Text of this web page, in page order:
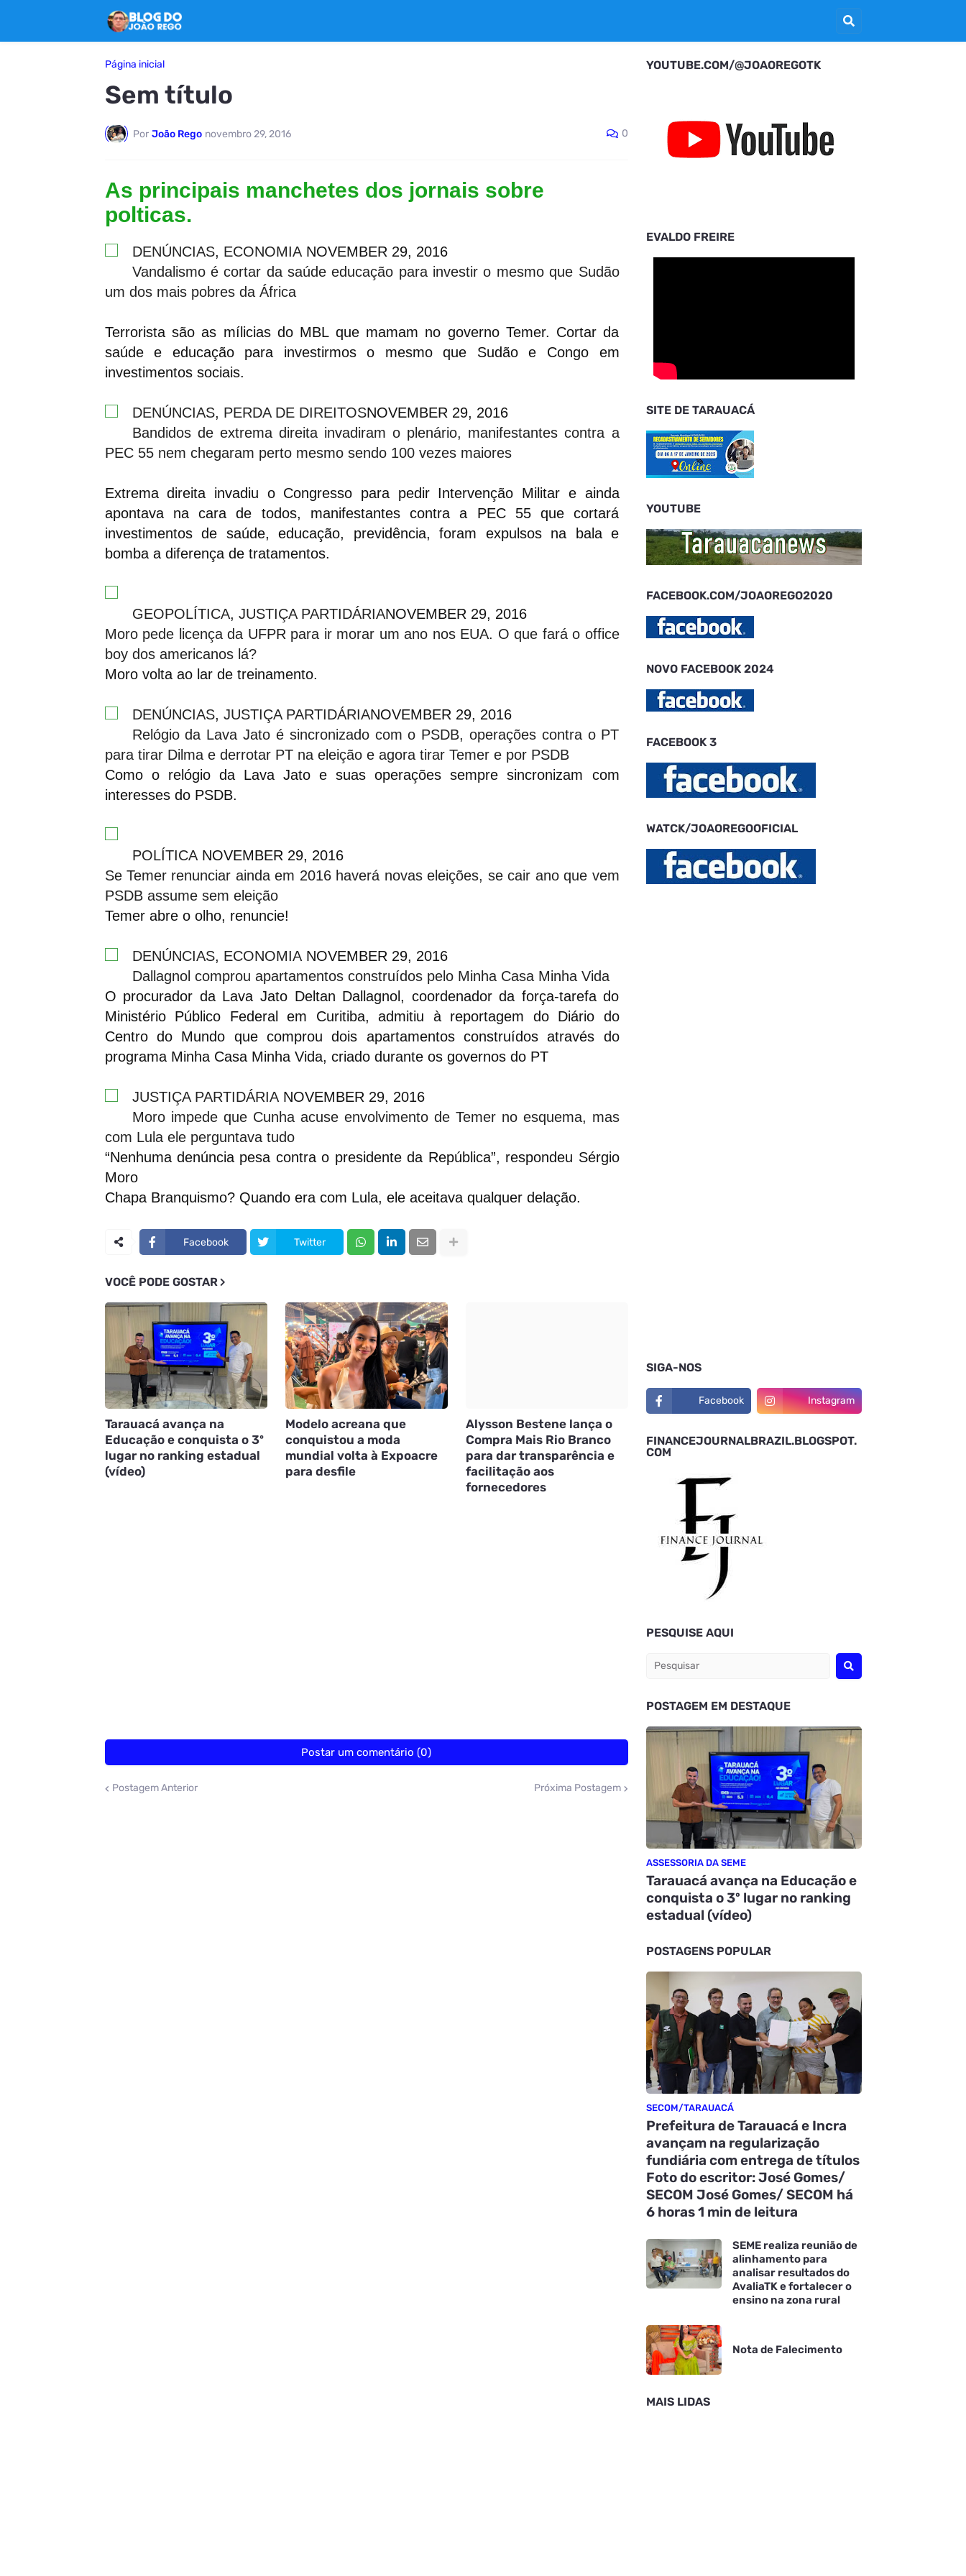
Página inicial
Sem título
Por João Rego novembro 29, 2016 0
As principais manchetes dos jornais sobre
polticas.
DENÚNCIAS, ECONOMIANOVEMBER 29, 2016
Vandalismo é cortar da saúde educação para investir o mesmo que Sudão
um dos mais pobres da África
Terrorista são as mílicias do MBL que mamam no governo Temer. Cortar da
saúde e educação para investirmos o mesmo que Sudão e Congo em
investimentos sociais.
DENÚNCIAS, PERDA DE DIREITOSNOVEMBER 29, 2016
Bandidos de extrema direita invadiram o plenário, manifestantes contra a
PEC 55 nem chegaram perto mesmo sendo 100 vezes maiores
Extrema direita invadiu o Congresso para pedir Intervenção Militar e ainda
apontava na cara de todos, manifestantes contra a PEC 55 que cortará
investimentos de saúde, educação, previdência, foram expulsos na bala e
bomba a diferença de tratamentos.
GEOPOLÍTICA, JUSTIÇA PARTIDÁRIANOVEMBER 29, 2016
Moro pede licença da UFPR para ir morar um ano nos EUA. O que fará o office
boy dos americanos lá?
Moro volta ao lar de treinamento.
DENÚNCIAS, JUSTIÇA PARTIDÁRIANOVEMBER 29, 2016
Relógio da Lava Jato é sincronizado com o PSDB, operações contra o PT
para tirar Dilma e derrotar PT na eleição e agora tirar Temer e por PSDB
Como o relógio da Lava Jato e suas operações sempre sincronizam com
interesses do PSDB.
POLÍTICANOVEMBER 29, 2016
Se Temer renunciar ainda em 2016 haverá novas eleições, se cair ano que vem
PSDB assume sem eleição
Temer abre o olho, renuncie!
DENÚNCIAS, ECONOMIANOVEMBER 29, 2016
Dallagnol comprou apartamentos construídos pelo Minha Casa Minha Vida
O procurador da Lava Jato Deltan Dallagnol, coordenador da força-tarefa do
Ministério Público Federal em Curitiba, admitiu à reportagem do Diário do
Centro do Mundo que comprou dois apartamentos construídos através do
programa Minha Casa Minha Vida, criado durante os governos do PT
JUSTIÇA PARTIDÁRIANOVEMBER 29, 2016
Moro impede que Cunha acuse envolvimento de Temer no esquema, mas
com Lula ele perguntava tudo
“Nenhuma denúncia pesa contra o presidente da República”, respondeu Sérgio
Moro
Chapa Branquismo? Quando era com Lula, ele aceitava qualquer delação.
Facebook Twitter
VOCÊ PODE GOSTAR
Tarauacá avança na
Educação e conquista o 3º
lugar no ranking estadual
(vídeo)
Modelo acreana que
conquistou a moda
mundial volta à Expoacre
para desfile
Alysson Bestene lança o
Compra Mais Rio Branco
para dar transparência e
facilitação aos
fornecedores
Postar um comentário (0)
Postagem Anterior Próxima Postagem
YOUTUBE.COM/@JOAOREGOTK
EVALDO FREIRE
SITE DE TARAUACÁ
YOUTUBE
FACEBOOK.COM/JOAOREGO2020
NOVO FACEBOOK 2024
FACEBOOK 3
WATCK/JOAOREGOOFICIAL
SIGA-NOS
Facebook Instagram
FINANCEJOURNALBRAZIL.BLOGSPOT.
COM
PESQUISE AQUI
POSTAGEM EM DESTAQUE
ASSESSORIA DA SEME
Tarauacá avança na Educação e
conquista o 3º lugar no ranking
estadual (vídeo)
POSTAGENS POPULAR
SECOM/TARAUACÁ
Prefeitura de Tarauacá e Incra
avançam na regularização
fundiária com entrega de títulos
Foto do escritor: José Gomes/
SECOM José Gomes/ SECOM há
6 horas 1 min de leitura
SEME realiza reunião de
alinhamento para
analisar resultados do
AvaliaTK e fortalecer o
ensino na zona rural
Nota de Falecimento
MAIS LIDAS